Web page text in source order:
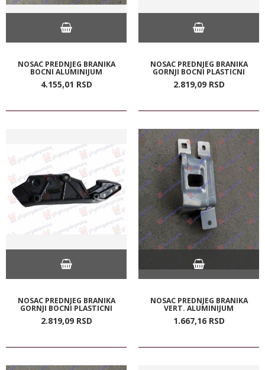
NOSAC PREDNJEG BRANIKA
BOCNI ALUMINIJUM
4.155,01 RSD
NOSAC PREDNJEG BRANIKA
GORNJI BOCNI PLASTICNI
2.819,09 RSD
NOSAC PREDNJEG BRANIKA
GORNJI BOCNI PLASTICNI
2.819,09 RSD
NOSAC PREDNJEG BRANIKA
VERT. ALUMINIJUM
1.667,16 RSD